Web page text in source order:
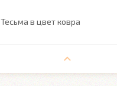
Тесьма в цвет ковра